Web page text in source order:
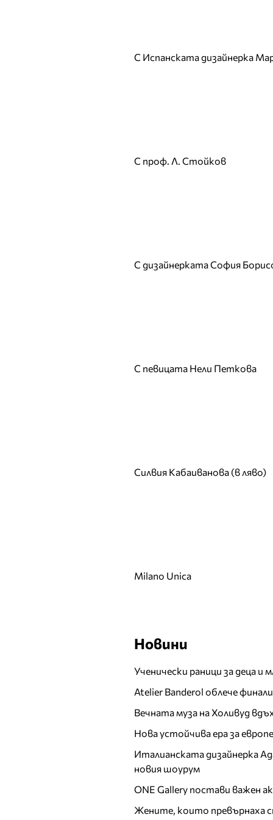
С Испанската дизайнерка
С проф. Л. Стойков
С дизайнерката София
С певицата Нели Петкова
Силвия Кабаиванова (в ляво)
Milano Unica
Новини
Ученически раници за деца и
Atelier Banderol облече
Вечната муза на Холивуд
Нова устойчива ера за
Италианската дизайнерка
новия шоурум
ONE Gallery постави важен
Жените, които превърнаха